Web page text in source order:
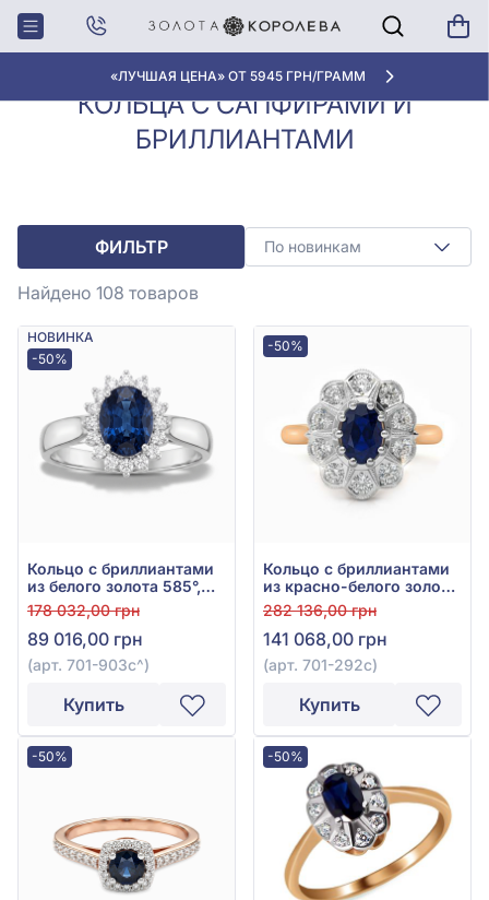
«ЛУЧШАЯ ЦЕНА» ОТ 5945 ГРН/ГРАММ
Главная
Кольца с
бриллиантами
Кольца с сапфирами и
бриллиантами
КОЛЬЦА С САПФИРАМИ И
БРИЛЛИАНТАМИ
ФИЛЬТР По новинкам
Найдено 108 товаров
НОВИНКА
-50%
Кольцо с бриллиантами
из белого золота 585°,
Синий Сапфир 1,35ct,
Бриллиант 0,16ct, арт.
701-903с
178 032,00 грн
89 016,00 грн
(арт. 701-903с^)
Купить
-50%
Кольцо с бриллиантами
из красно-белого золота
585° с синим сапфиром
0,9ct и бриллиантом
0,31ct, арт. 701-292с
282 136,00 грн
141 068,00 грн
(арт. 701-292с)
Купить
-50% -50%